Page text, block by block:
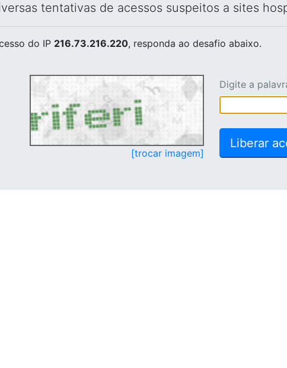
tentativas de acessos suspeitos a sites
do IP 216.73.216.220, responda ao desafio abaixo.
[trocar imagem]
Digite a